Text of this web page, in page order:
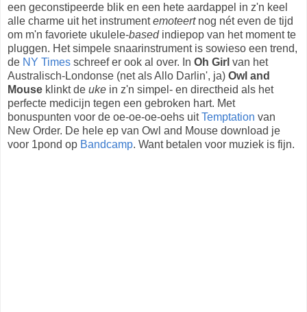
een geconstipeerde blik en een hete aardappel in z'n keel
alle charme uit het instrumentemoteertnog nét even de tijd
om m'n favoriete ukulele-basedindiepop van het moment te
pluggen. Het simpele snaarinstrument is sowieso een trend,
de NY Times schreef er ook al over. In Oh Girl van het
Australisch-Londonse (net als Allo Darlin', ja) Owl and
Mouse klinkt de uke in z'n simpel- en directheid als het
perfecte medicijn tegen een gebroken hart. Met
bonuspunten voor de oe-oe-oe-oehs uitTemptation van
New Order. De hele ep van Owl and Mouse download je
voor 1pond op Bandcamp. Want betalen voor muziek is fijn.